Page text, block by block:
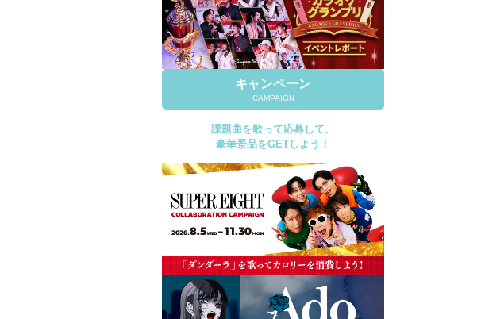
キャンペーン
CAMPAIGN
課題曲を歌って応募して、
豪華景品をGETしよう！